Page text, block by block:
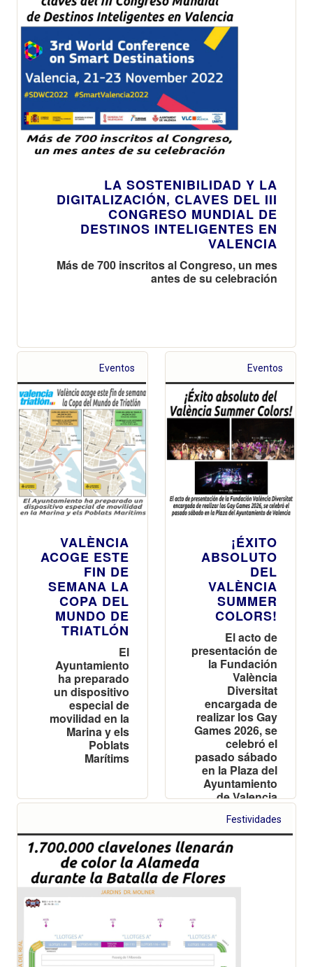
LA SOSTENIBILIDAD Y LA
DIGITALIZACIÓN, CLAVES DEL III
CONGRESO MUNDIAL DE
DESTINOS INTELIGENTES EN
VALENCIA
Más de 700 inscritos al Congreso, un mes
antes de su celebración
Eventos
VALÈNCIA
ACOGE ESTE
FIN DE
SEMANA LA
COPA DEL
MUNDO DE
TRIATLÓN
El
Ayuntamiento
ha preparado
un dispositivo
especial de
movilidad en la
Marina y els
Poblats
Marítims
Eventos
¡ÉXITO
ABSOLUTO
DEL
VALÈNCIA
SUMMER
COLORS!
El acto de
presentación de
la Fundación
València
Diversitat
encargada de
realizar los Gay
Games 2026, se
celebró el
pasado sábado
en la Plaza del
Ayuntamiento
de Valencia
Festividades